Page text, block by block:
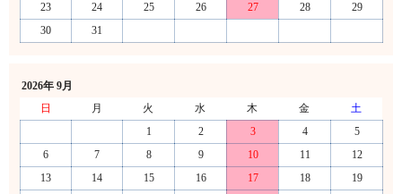
23
24 25 26 27 28
29
30
31
2026年 9月
日
月 火 水 木 金
土
1
2 3 4
5
6
7 8 9 10 11
12
13
14 15 16 17 18
19